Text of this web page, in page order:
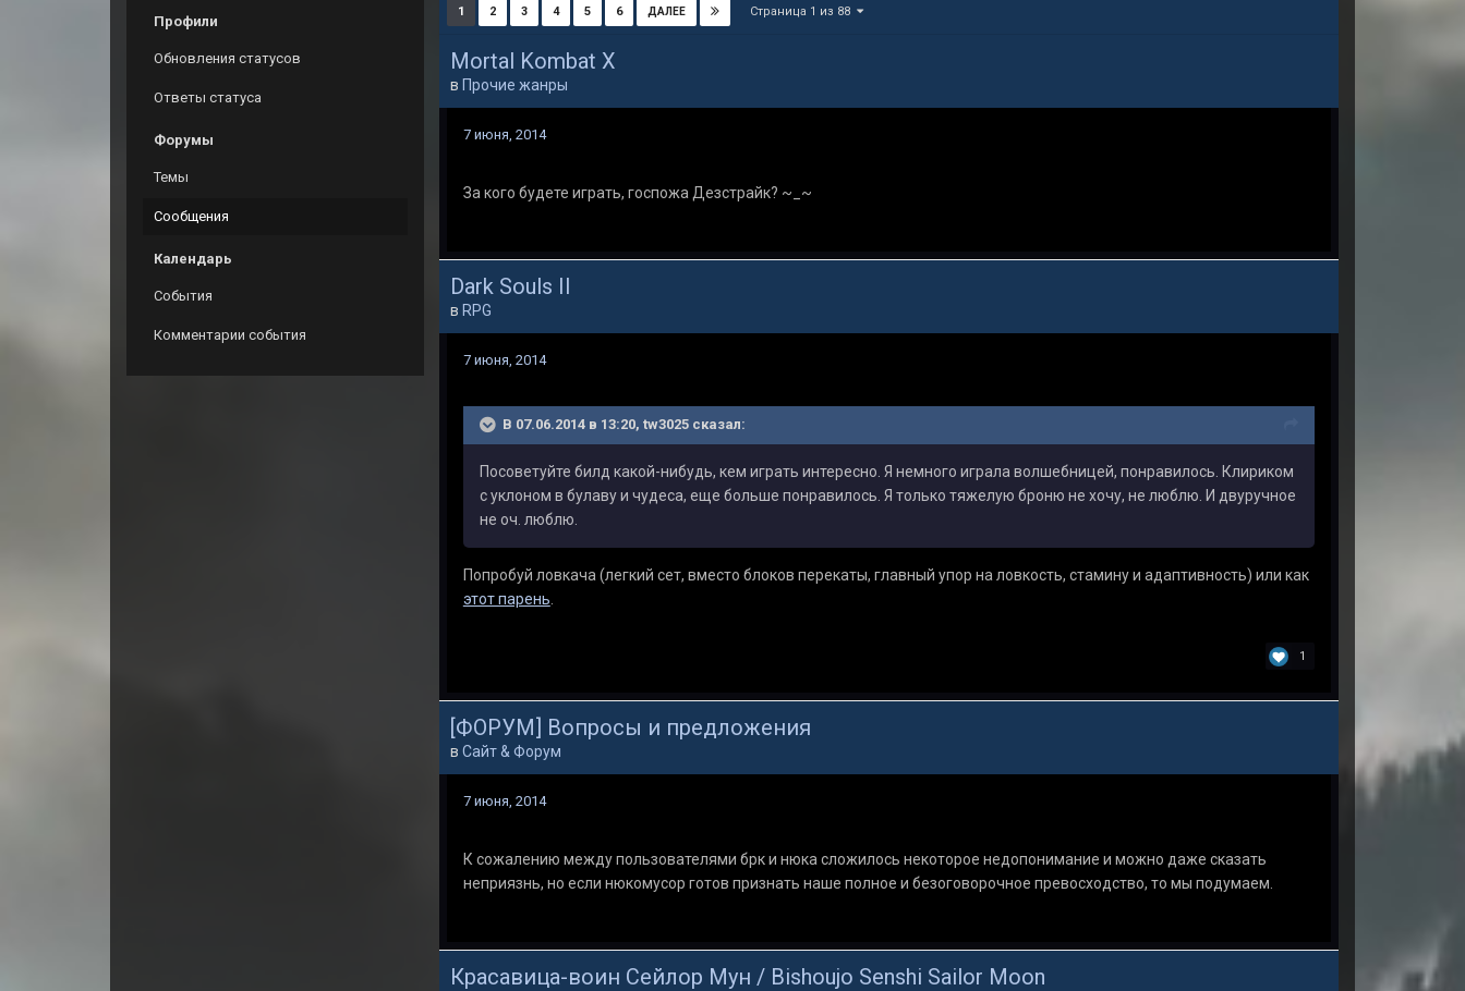
Профили
Обновления статусов
Ответы статуса
Форумы
Темы
Сообщения
Календарь
События
Комментарии события
1 2 3 4 5 6 ДАЛЕЕ Страница 1 из 88
Mortal Kombat X
в Прочие жанры
7 июня, 2014
За кого будете играть, госпожа Дезстрайк? ~_~
Dark Souls II
в RPG
7 июня, 2014
В 07.06.2014 в 13:20, tw3025 сказал:
Посоветуйте билд какой-нибудь, кем играть интересно. Я немного играла волшебницей, понравилось. Клириком
с уклоном в булаву и чудеса, еще больше понравилось. Я только тяжелую броню не хочу, не люблю. И двуручное
не оч. люблю.
Попробуй ловкача (легкий сет, вместо блоков перекаты, главный упор на ловкость, стамину и адаптивность) или как
этот парень
1
[ФОРУМ] Вопросы и предложения
в Сайт & Форум
7 июня, 2014
К сожалению между пользователями брк и нюка сложилось некоторое недопонимание и можно даже сказать
неприязнь, но если нюкомусор готов признать наше полное и безоговорочное превосходство, то мы подумаем.
Красавица-воин Сейлор Мун / Bishoujo Senshi Sailor Moon